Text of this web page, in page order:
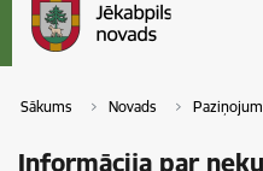
Sākums Novads
Informācija par